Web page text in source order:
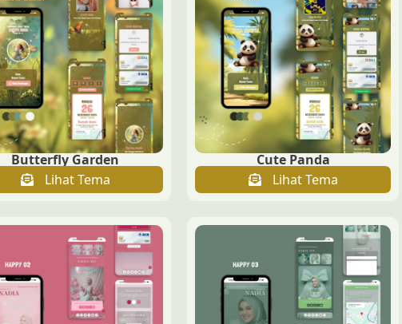
Butterfly Garden
Lihat Tema
Cute Panda
Lihat Tema